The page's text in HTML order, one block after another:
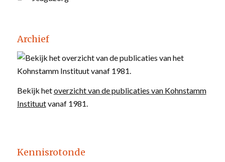
Archief
Bekijk hetoverzicht van de publicaties van Kohnstamm
Instituutvanaf 1981.
Kennisrotonde